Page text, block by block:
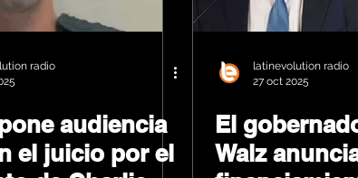
radio
audiencia
el juicio por el
latinevolution radio
27 oct 2025
El
Walz